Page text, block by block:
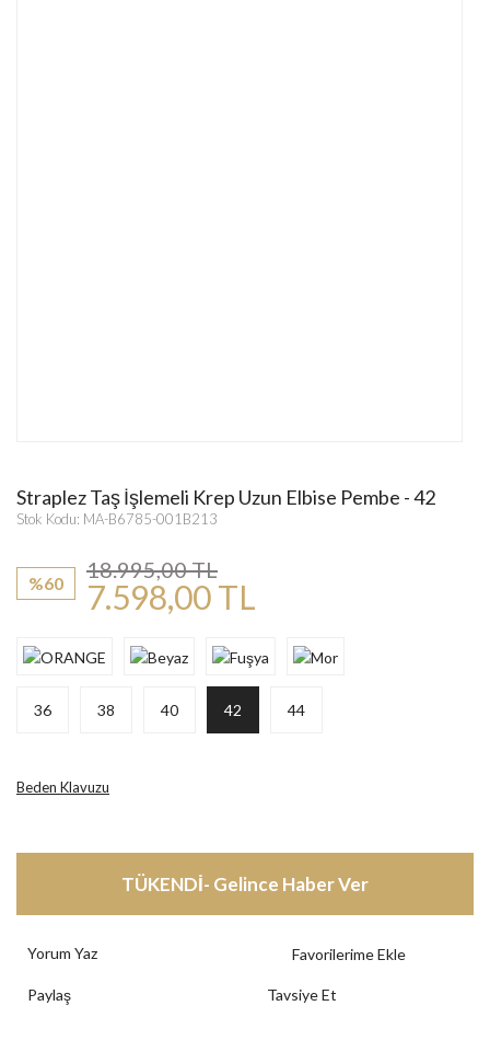
Straplez Taş İşlemeli Krep Uzun Elbise Pembe - 42
Stok Kodu: MA-B6785-001B213
%60
18.995,00 TL
7.598,00 TL
36 38 40 42 44
Beden Klavuzu
TÜKENDİ- Gelince Haber Ver
Yorum Yaz
Paylaş Tavsiye Et